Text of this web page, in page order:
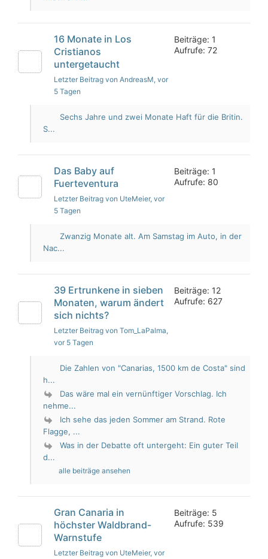
16 Monate in Los
Cristianos
untergetaucht
Letzter Beitrag von AndreasM, vor
5 Tagen
Beiträge: 1
Aufrufe: 72
Sechs Jahre und zwei Monate Haft für die Britin.
S...
Das Baby auf
Fuerteventura
Letzter Beitrag von UteMeier, vor
5 Tagen
Beiträge: 1
Aufrufe: 80
Zwanzig Monate alt. Am Samstag im Auto, in der
Nac...
39 Ertrunkene in sieben
Monaten, warum ändert
sich nichts?
Letzter Beitrag von Tom_LaPalma,
vor 5 Tagen
Beiträge: 12
Aufrufe: 627
Die Zahlen von "Canarias, 1500 km de Costa" sind
h...
Das wäre mal ein vernünftiger Vorschlag. Ich
nehme...
Ich sehe das jeden Sommer am Strand. Rote
Flagge, ...
Was in der Debatte oft untergeht: Ein guter Teil
d...
alle beiträge ansehen
Gran Canaria in
höchster Waldbrand-
Warnstufe
Letzter Beitrag von UteMeier, vor
Beiträge: 5
Aufrufe: 539